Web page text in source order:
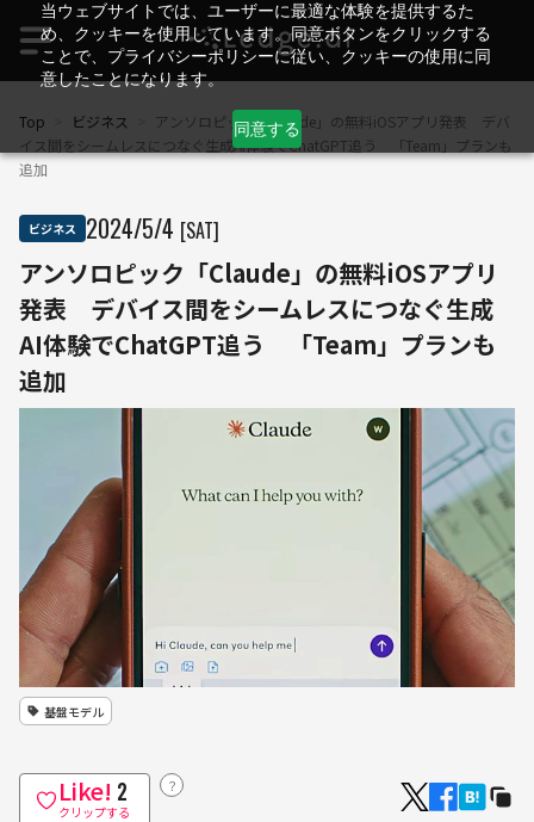
当ウェブサイトでは、ユーザーに最適な体験を提供するた
め、クッキーを使用しています。同意ボタンをクリックする
ことで、プライバシーポリシーに従い、クッキーの使用に同
意したことになります。
同意する
Top ビジネス
アンソロピック「Claude」の無料iOSアプリ発表 デバ
イス間をシームレスにつなぐ生成AI体験でChatGPT追う 「Team」プランも
追加
ビジネス 2024/5/4 [SAT]
アンソロピック「Claude」の無料iOSアプリ
発表 デバイス間をシームレスにつなぐ生成
AI体験でChatGPT追う 「Team」プランも
追加
基盤モデル
Like! 2
クリップする
？